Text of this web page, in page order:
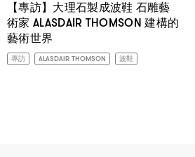
【專訪】大理石製成波鞋 石雕藝
術家 ALASDAIR THOMSON建構的
藝術世界
專訪 ALASDAIR THOMSON 波鞋